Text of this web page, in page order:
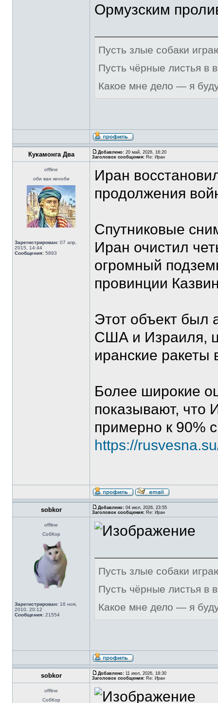
Ормузским
Пусть злые собаки
Пусть чёрные листья в
Какое мне дело — я
Кукамонга Два Добавлено: 20 май, 2026, 16:20
Заголовок сообщения: Re: Иран
offline
оби ван кеноби
Зарегистрирован: 07 апр,
2015, 14:44
Сообщения: 5893
Иран
продолжения
Спутниковые
Иран очистил
огромный
провинции
Этот объект был
США и Израиля,
иранские ракеты
Более широкие
показывают, что
примерно к 90%
https://
sobkor Добавлено: 04 июл, 2026, 23:55
Заголовок сообщения: Re: Иран
offline
СобКор
Зарегистрирован: 16 ноя,
2010, 20:12
Сообщения: 21554
Пусть злые собаки
Пусть чёрные листья в
Какое мне дело — я
sobkor Добавлено: 11 июл, 2026, 18:30
Заголовок сообщения: Re: Иран
offline
СобКор